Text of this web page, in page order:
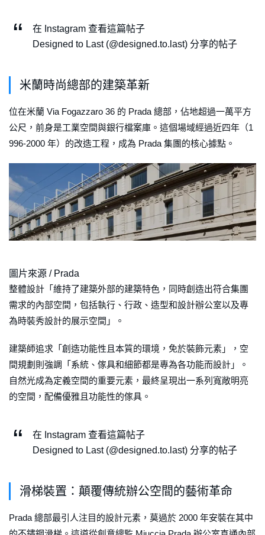
在 Instagram 查看這篇帖子
Designed to Last (@designed.to.last) 分享的帖子
米蘭時尚總部的建築革新
位在米蘭 Via Fogazzaro 36 的 Prada 總部，佔地超過一萬平方
公尺，前身是工業空間與銀行檔案庫。這個場域經過近四年（1
996-2000 年）的改造工程，成為 Prada 集團的核心據點。
圖片來源 / Prada
整體設計「維持了建築外部的建築特色，同時創造出符合集團
需求的內部空間，包括執行、行政、造型和設計辦公室以及專
為時裝秀設計的展示空間」。
建築師追求「創造功能性且本質的環境，免於裝飾元素」，空
間規劃則強調「系統、傢具和細節都是專為各功能而設計」。
自然光成為定義空間的重要元素，最終呈現出一系列寬敞明亮
的空間，配備優雅且功能性的傢具。
在 Instagram 查看這篇帖子
Designed to Last (@designed.to.last) 分享的帖子
滑梯裝置：顛覆傳統辦公空間的藝術革命
Prada 總部最引人注目的設計元素，莫過於 2000 年安裝在其中